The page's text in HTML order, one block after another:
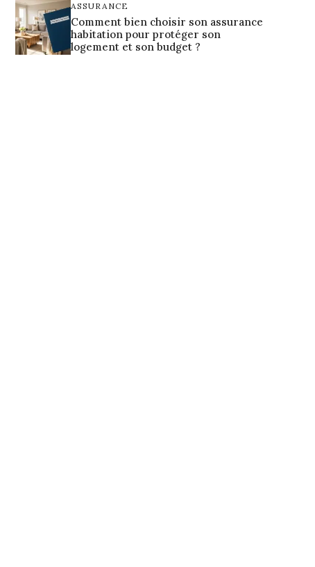
ASSURANCE
Comment bien choisir son assurance
habitation pour protéger son
logement et son budget ?